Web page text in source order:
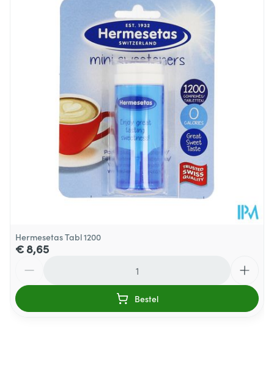
22 mm
Kamertemperatuur (15°C - 25°C)
Hermesetas Tabl 1200
€ 8,65
Bestel